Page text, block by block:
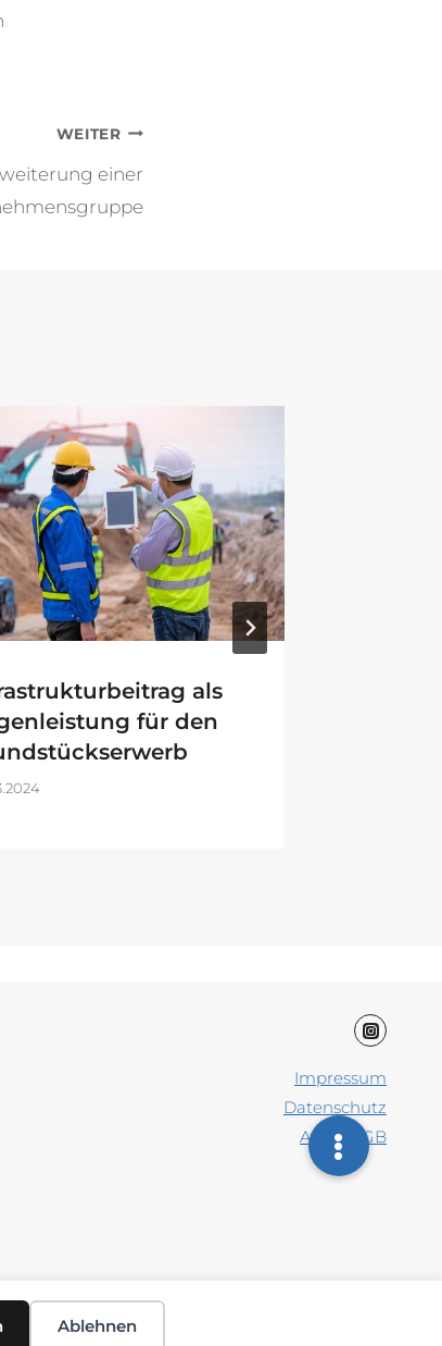
Ablehnen
WEITER
einer
als
für den
Impressum
Datenschutz
AAB / AGB